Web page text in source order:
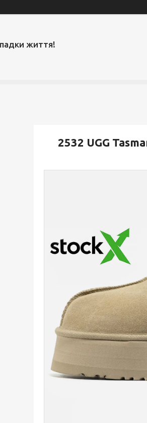
життя!
2532 UGG